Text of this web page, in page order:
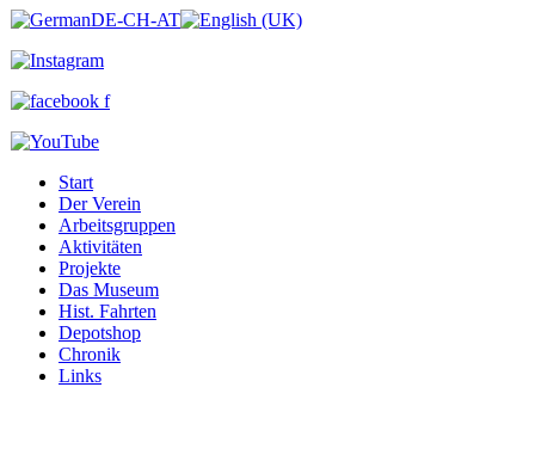
Start
Der Verein
Arbeitsgruppen
Aktivitäten
Projekte
Das Museum
Hist. Fahrten
Depotshop
Chronik
Links